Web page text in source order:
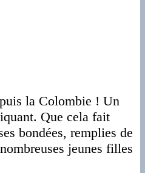
la Colombie ! Un
Que cela fait
bondées, remplies de
jeunes filles